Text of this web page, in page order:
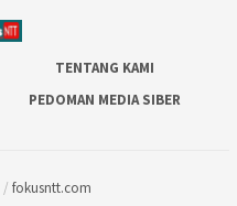
TENTANG KAMI
PEDOMAN MEDIA SIBER
/ fokusntt.com